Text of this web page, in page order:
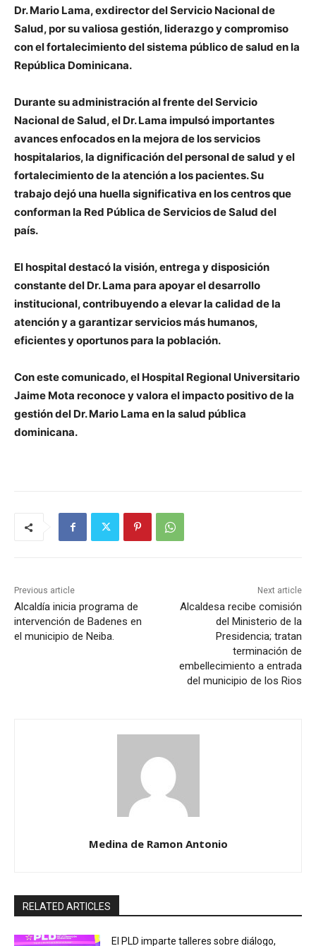
Dr. Mario Lama, exdirector del Servicio Nacional de
Salud, por su valiosa gestión, liderazgo y compromiso
con el fortalecimiento del sistema público de salud en la
República Dominicana.
Durante su administración al frente del Servicio
Nacional de Salud, el Dr. Lama impulsó importantes
avances enfocados en la mejora de los servicios
hospitalarios, la dignificación del personal de salud y el
fortalecimiento de la atención a los pacientes. Su
trabajo dejó una huella significativa en los centros que
conforman la Red Pública de Servicios de Salud del
país.
El hospital destacó la visión, entrega y disposición
constante del Dr. Lama para apoyar el desarrollo
institucional, contribuyendo a elevar la calidad de la
atención y a garantizar servicios más humanos,
eficientes y oportunos para la población.
Con este comunicado, el Hospital Regional Universitario
Jaime Mota reconoce y valora el impacto positivo de la
gestión del Dr. Mario Lama en la salud pública
dominicana.
Previous article
Alcaldía inicia programa de
intervención de Badenes en
el municipio de Neiba.
Next article
Alcaldesa recibe comisión
del Ministerio de la
Presidencia; tratan
terminación de
embellecimiento a entrada
del municipio de los Rios
Medina de Ramon Antonio
RELATED ARTICLES
El PLD imparte talleres sobre diálogo,